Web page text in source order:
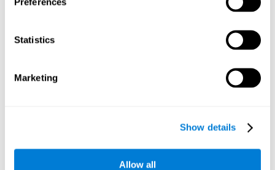
Statistics
Marketing
Show details
Allow all
varias ollas y cazuelas, mientras piensas en los invitados y
¿Para dirigir con éxito una reunión qué funciones
familiar es una tarea muy compleja, requiere que tu cerebro
active determinadas redes de conexiones neuronales y
relajación es algo natural, pero no podrías relajarte sin
algunas capacidades cognitivas fundamentales.